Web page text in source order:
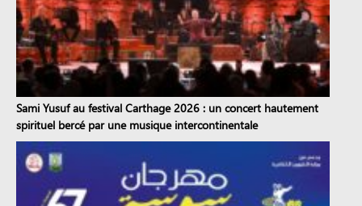
Sami Yusuf au festival Carthage 2026 : un concert hautement
spirituel bercé par une musique intercontinentale